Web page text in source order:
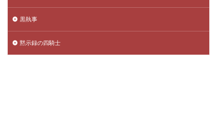
黒執事
黙示録の四騎士